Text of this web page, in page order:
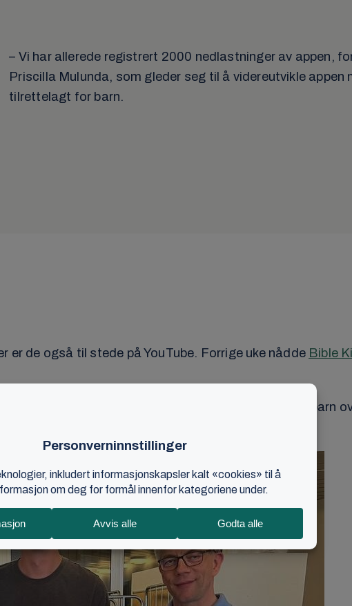
– Vi har allerede registrert 2000 nedlastninger av appen,
Priscilla Mulunda, som gleder seg til å videreutvikle appen
tilrettelagt for barn.
de også til stede på YouTube. Forrige uke nådde Bible
Johnsen. – Det betyr at vi har nådd ut til mange barn
for barn.